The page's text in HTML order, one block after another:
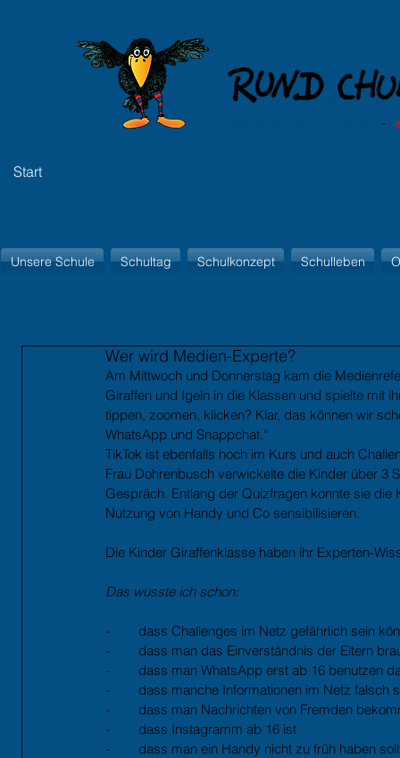
Start
Unsere Schule Schultag Schulkonzept Schulleben
Wer wird Medien-Experte?
Am Mittwoch und Donnerstag kam die
Giraffen und Igeln in die Klassen und spielte mit
tippen, zoomen, klicken? Klar, das können wir
WhatsApp und Snappchat.“
TikTok ist ebenfalls hoch im Kurs und auch
Frau Dohrenbusch verwickelte die Kinder über 3
Gespräch. Entlang der Quizfragen konnte sie
Nutzung von Handy und Co sensibilisieren.
Die Kinder Giraffenklasse haben ihr Experten-
Das wusste ich schon:
-        dass Challenges im Netz gefährlich sein
-        dass man das Einverständnis der Eltern
-        dass man WhatsApp erst ab 16 benutzen
-        dass manche Informationen im Netz falsch
-        dass man Nachrichten von Fremden
-        dass Instagramm ab 16 ist
-        dass man ein Handy nicht zu früh haben